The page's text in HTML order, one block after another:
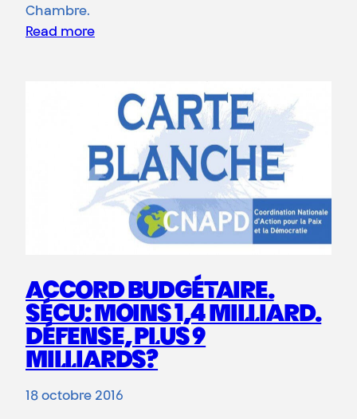
Chambre.
Read more
ACCORD BUDGÉTAIRE.
SÉCU: MOINS 1,4 MILLIARD.
DÉFENSE, PLUS 9
MILLIARDS?
18 octobre 2016